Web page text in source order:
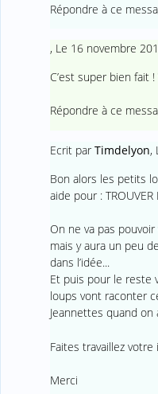
Répondre à ce
, Le 16 novembre
C’est super bien fait
Répondre à ce
Ecrit par Timdelyon,
Bon alors les petits
aide pour :
On ne va pas
mais y aura un peu
dans l’idée...
Et puis pour le reste
loups vont raconter
Jeannettes quand on
Faites travaillez
Merci